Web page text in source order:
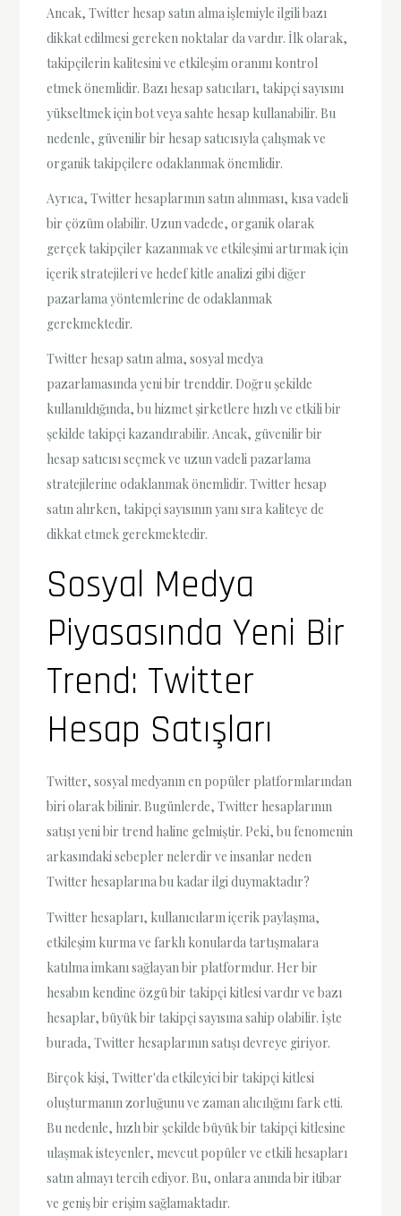
Ancak, Twitter hesap satın alma işlemiyle ilgili bazı
dikkat edilmesi gereken noktalar da vardır. İlk olarak,
takipçilerin kalitesini ve etkileşim oranını kontrol
etmek önemlidir. Bazı hesap satıcıları, takipçi sayısını
yükseltmek için bot veya sahte hesap kullanabilir. Bu
nedenle, güvenilir bir hesap satıcısıyla çalışmak ve
organik takipçilere odaklanmak önemlidir.
Ayrıca, Twitter hesaplarının satın alınması, kısa vadeli
bir çözüm olabilir. Uzun vadede, organik olarak
gerçek takipçiler kazanmak ve etkileşimi artırmak için
içerik stratejileri ve hedef kitle analizi gibi diğer
pazarlama yöntemlerine de odaklanmak
gerekmektedir.
Twitter hesap satın alma, sosyal medya
pazarlamasında yeni bir trenddir. Doğru şekilde
kullanıldığında, bu hizmet şirketlere hızlı ve etkili bir
şekilde takipçi kazandırabilir. Ancak, güvenilir bir
hesap satıcısı seçmek ve uzun vadeli pazarlama
stratejilerine odaklanmak önemlidir. Twitter hesap
satın alırken, takipçi sayısının yanı sıra kaliteye de
dikkat etmek gerekmektedir.
Sosyal Medya
Piyasasında Yeni Bir
Trend: Twitter
Hesap Satışları
Twitter, sosyal medyanın en popüler platformlarından
biri olarak bilinir. Bugünlerde, Twitter hesaplarının
satışı yeni bir trend haline gelmiştir. Peki, bu fenomenin
arkasındaki sebepler nelerdir ve insanlar neden
Twitter hesaplarına bu kadar ilgi duymaktadır?
Twitter hesapları, kullanıcıların içerik paylaşma,
etkileşim kurma ve farklı konularda tartışmalara
katılma imkanı sağlayan bir platformdur. Her bir
hesabın kendine özgü bir takipçi kitlesi vardır ve bazı
hesaplar, büyük bir takipçi sayısına sahip olabilir. İşte
burada, Twitter hesaplarının satışı devreye giriyor.
Birçok kişi, Twitter'da etkileyici bir takipçi kitlesi
oluşturmanın zorluğunu ve zaman alıcılığını fark etti.
Bu nedenle, hızlı bir şekilde büyük bir takipçi kitlesine
ulaşmak isteyenler, mevcut popüler ve etkili hesapları
satın almayı tercih ediyor. Bu, onlara anında bir itibar
ve geniş bir erişim sağlamaktadır.